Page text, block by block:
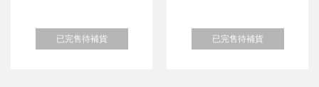
已完售待補貨 已完售待補貨